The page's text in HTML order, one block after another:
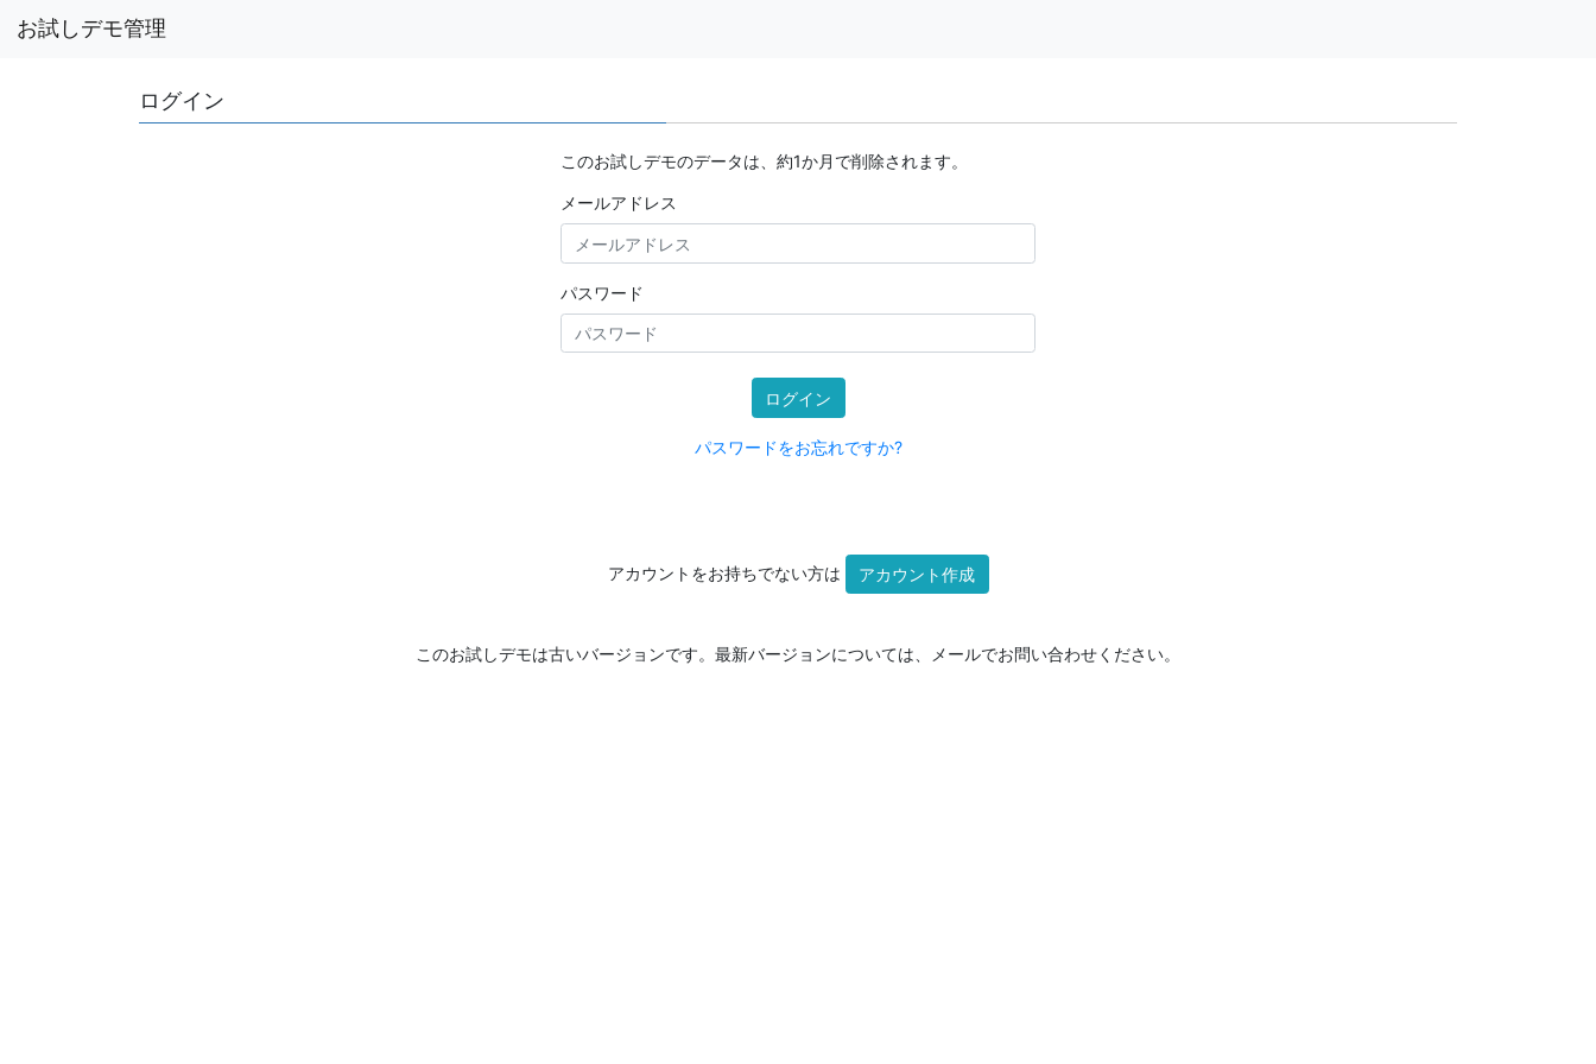
お試しデモ管理
ログイン
このお試しデモのデータは、約1か月で削除されます。
メールアドレス
パスワード
ログイン
パスワードをお忘れですか?
アカウントをお持ちでない方は アカウント作成
このお試しデモは古いバージョンです。最新バージョンについては、メールでお問い合わせください。